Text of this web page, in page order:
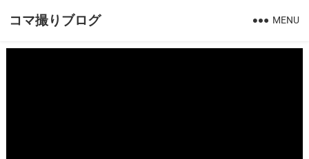
コマ撮りブログ MENU